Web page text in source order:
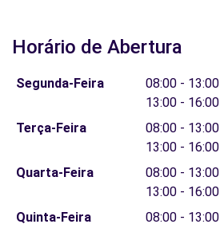
Horário de Abertura
Segunda-Feira
08:00 - 13:00
13:00 - 16:00
Terça-Feira
08:00 - 13:00
13:00 - 16:00
Quarta-Feira
08:00 - 13:00
13:00 - 16:00
Quinta-Feira
08:00 - 13:00